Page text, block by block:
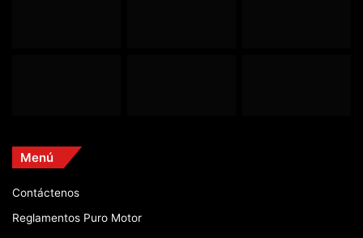
Menú
Contáctenos
Reglamentos Puro Motor